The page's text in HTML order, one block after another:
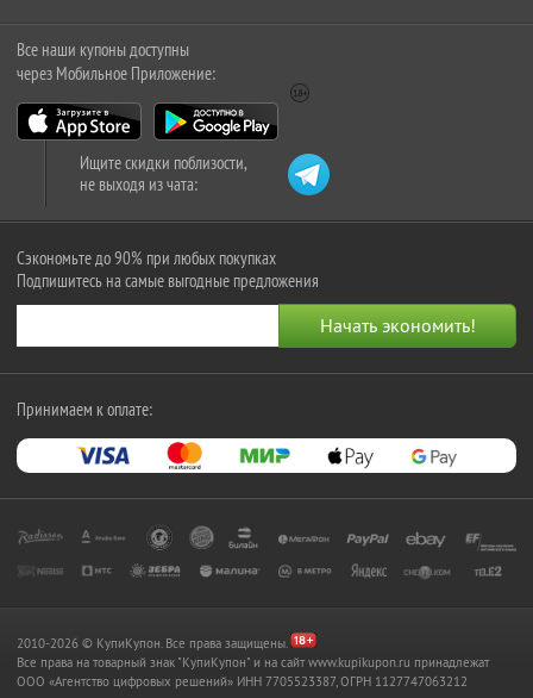
Все наши купоны доступны
через Мобильное Приложение:
Ищите скидки поблизости,
не выходя из чата:
Сэкономьте до 90% при любых покупках
Подпишитесь на самые выгодные предложения
Принимаем к оплате:
2010-2026 © КупиКупон. Все права защищены.
Все права на товарный знак "КупиКупон" и на сайт www.kupikupon.ru принадлежат
OOO «Агентство цифровых решений» ИНН 7705523387, ОГРН 1127747063212